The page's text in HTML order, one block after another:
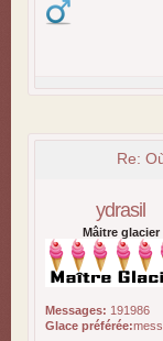
Re:
ydrasil
Mâitre glacier
Messages: 191986
Glace préférée:mess